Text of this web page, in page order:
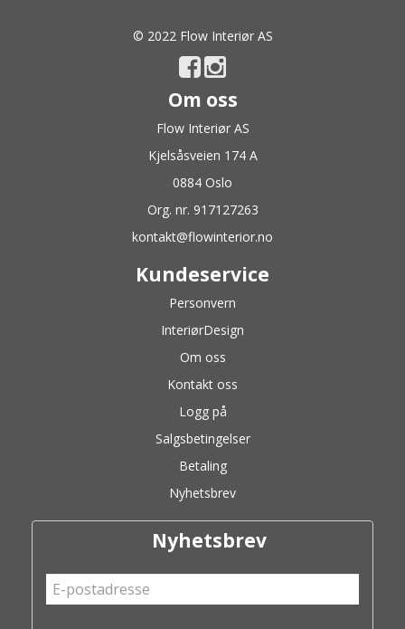
© 2022 Flow Interiør AS
Om oss
Flow Interiør AS
Kjelsåsveien 174 A
0884 Oslo
Org. nr. 917127263
kontakt@flowinterior.no
Kundeservice
Personvern
InteriørDesign
Om oss
Kontakt oss
Logg på
Salgsbetingelser
Betaling
Nyhetsbrev
Nyhetsbrev